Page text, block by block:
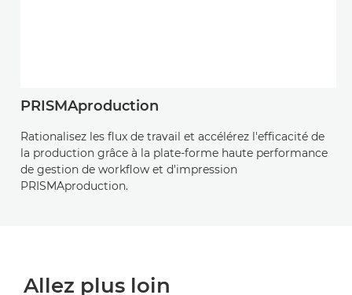
PRISMAproduction
Rationalisez les flux de travail et accélérez l'efficacité de
la production grâce à la plate-forme haute performance
de gestion de workflow et d'impression
PRISMAproduction.
Allez plus loin